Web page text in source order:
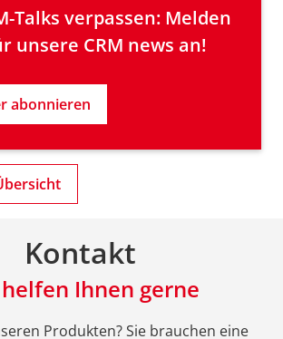
Talks verpassen: Melden
unsere CRM news an!
abonnieren
Kontakt
Ihnen gerne
Produkten? Sie brauchen eine